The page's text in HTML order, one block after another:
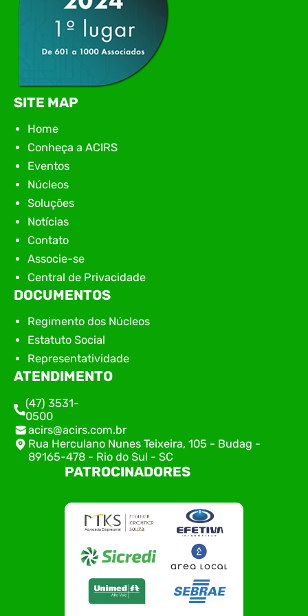
SITE MAP
Home
Conheça a ACIRS
Eventos
Núcleos
Soluções
Notícias
Contato
Associe-se
Central de Privacidade
DOCUMENTOS
Regimento dos Núcleos
Estatuto Social
Representatividade
ATENDIMENTO
(47) 3531-
0500
acirs@acirs.com.br
Rua Herculano Nunes Teixeira, 105 - Budag -
89165-478 - Rio do Sul - SC
PATROCINADORES